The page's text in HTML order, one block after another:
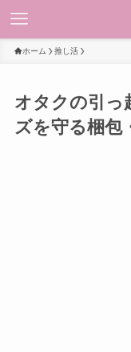
ホーム 推し活
オタクの引っ
ズを守る梱包